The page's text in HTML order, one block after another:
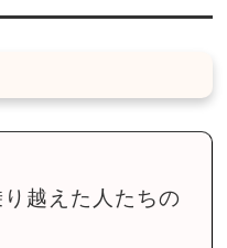
越えた人たちの